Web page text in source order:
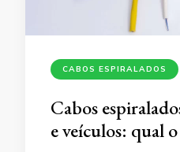
CABOS ESPIRALADOS
Cabos
e veículos: qual